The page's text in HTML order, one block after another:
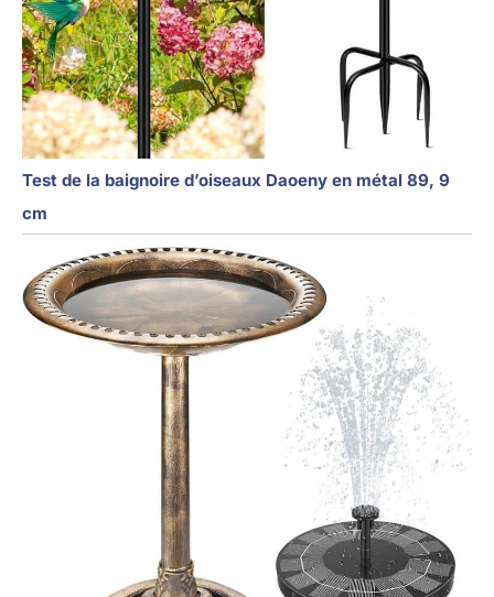
Test de la baignoire d’oiseaux Daoeny en métal 89, 9
cm